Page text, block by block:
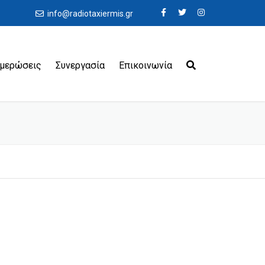
info@radiotaxiermis.gr
Συνεργασία Επικοινωνία